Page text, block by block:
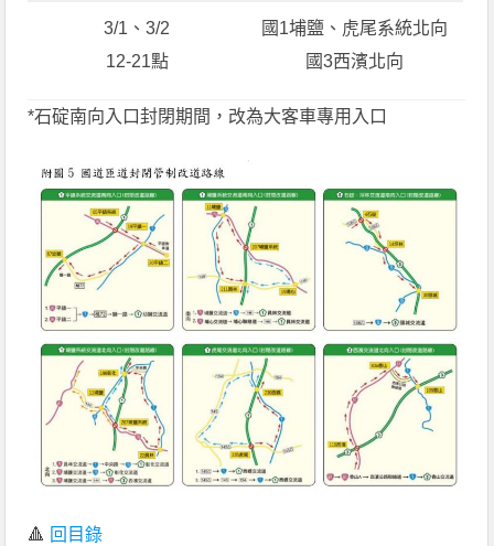
3/1、3/2
12-21點
國1埔鹽、虎尾系統北向
國3西濱北向
*石碇南向入口封閉期間，改為大客車專用入口
🔺 回目錄